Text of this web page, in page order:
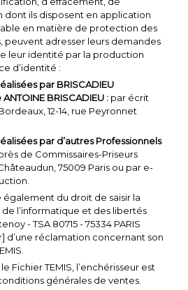
dont ils disposent en application
en matière de protection des
peuvent adresser leurs demandes
leur identité par la production
d’identité :
par BRISCADIEU
BRISCADIEU : par écrit
12-14, rue Peyronnet
par d’autres Professionnels
de Commissaires-Priseurs
75009 Paris ou par e-
également du droit de saisir la
l’informatique et des libertés
- TSA 80715 - 75334 PARIS
d’une réclamation concernant son
Fichier TEMIS, l’enchérisseur est
générales de ventes.